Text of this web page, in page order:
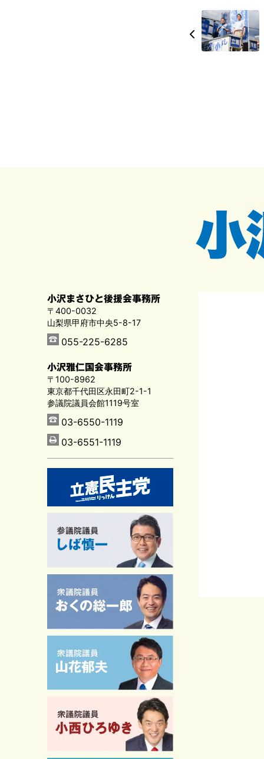
小沢まさひと後援会事務所
〒400-0032
山梨県甲府市中央5-8-17
055-225-6285
小沢雅仁国会事務所
〒100-8962
東京都千代田区永田町2-1-1
参議院議員会館1119号室
03-6550-1119
03-6551-1119